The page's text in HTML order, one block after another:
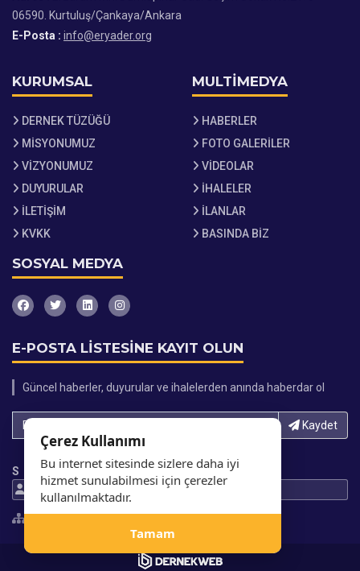
06590. Kurtuluş/Çankaya/Ankara
E-Posta : info@eryader.org
KURUMSAL
DERNEK TÜZÜĞÜ
MİSYONUMUZ
VİZYONUMUZ
DUYURULAR
İLETİŞİM
KVKK
MULTİMEDYA
HABERLER
FOTO GALERİLER
VİDEOLAR
İHALELER
İLANLAR
BASINDA BİZ
SOSYAL MEDYA
E-POSTA LİSTESİNE KAYIT OLUN
Güncel haberler, duyurular ve ihalelerden anında haberdar ol
E-Posta adresinizi yazın... Kaydet
S
Site Haritası
Çerez Kullanımı
Bu internet sitesinde sizlere daha iyi
hizmet sunulabilmesi için çerezler
kullanılmaktadır.
Tamam